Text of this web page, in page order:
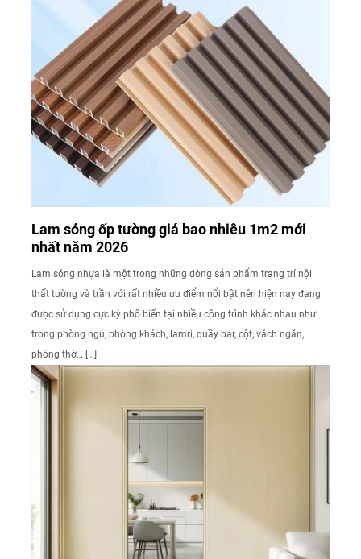
Lam sóng ốp tường giá bao nhiêu 1m2 mới
nhất năm 2026
Lam sóng nhựa là một trong những dòng sản phẩm trang trí nội
thất tường và trần với rất nhiều ưu điểm nổi bật nên hiện nay đang
được sử dụng cực kỳ phổ biến tại nhiều công trình khác nhau như
trong phòng ngủ, phòng khách, lamri, quầy bar, cột, vách ngăn,
phòng thờ… […]